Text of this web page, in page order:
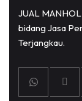
JUAL
bidang Jasa
Terjangkau.